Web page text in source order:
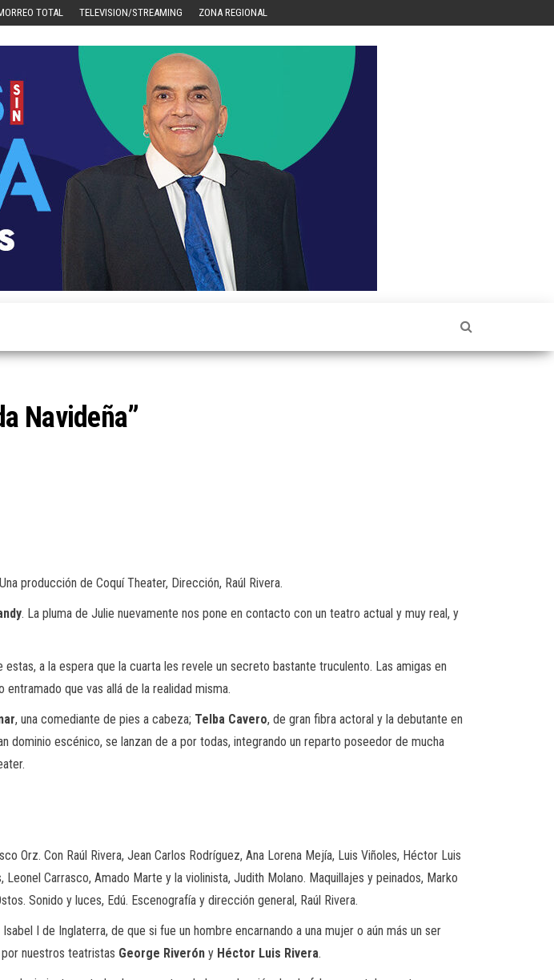
TOTAL TELEVISION/STREAMING ZONA REGIONAL
Navideña”
producción de Coquí Theater, Dirección, Raúl Rivera.
. La pluma de Julie nuevamente nos pone en contacto con un teatro actual y muy real, y
a la espera que la cuarta les revele un secreto bastante truculento. Las amigas en
que vas allá de la realidad misma.
, una comediante de pies a cabeza; Telba Cavero, de gran fibra actoral y la debutante en
dominio escénico, se lanzan de a por todas, integrando un reparto poseedor de mucha
Orz. Con Raúl Rivera, Jean Carlos Rodríguez, Ana Lorena Mejía, Luis Viñoles, Héctor Luis
Carrasco, Amado Marte y la violinista, Judith Molano. Maquillajes y peinados, Marko
Sonido y luces, Edú. Escenografía y dirección general, Raúl Rivera.
I de Inglaterra, de que si fue un hombre encarnando a una mujer o aún más un ser
nuestros teatristas George Riverón y Héctor Luis Rivera.